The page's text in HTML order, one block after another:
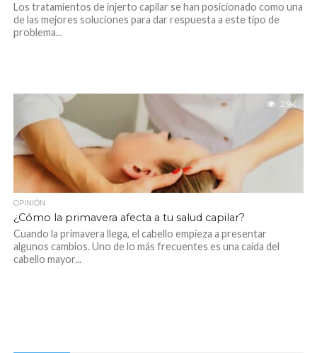
Los tratamientos de injerto capilar se han posicionado como una
de las mejores soluciones para dar respuesta a este tipo de
problema...
2.9K
OPINIÓN
¿Cómo la primavera afecta a tu salud capilar?
Cuando la primavera llega, el cabello empieza a presentar
algunos cambios. Uno de lo más frecuentes es una caída del
cabello mayor...